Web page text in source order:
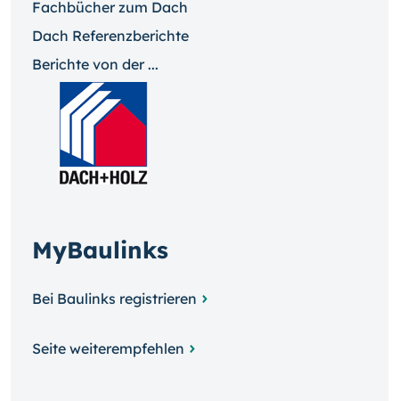
Fachbücher zum Dach
Dach Referenzberichte
Berichte von der ...
MyBaulinks
Bei Baulinks registrieren
Seite weiterempfehlen